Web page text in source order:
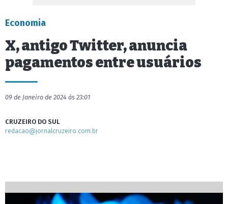
Economia
X, antigo Twitter, anuncia
pagamentos entre usuários
09 de Janeiro de 2024 às 23:01
CRUZEIRO DO SUL
redacao@jornalcruzeiro.com.br